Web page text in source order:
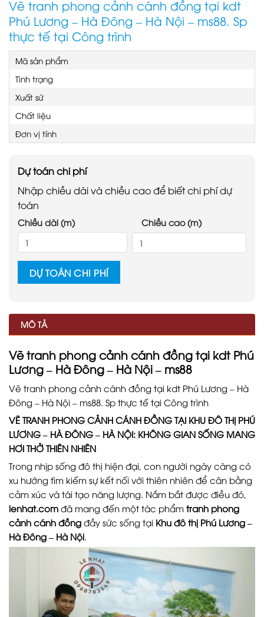
Vẽ tranh phong cảnh cánh đồng tại kdt
Phú Lương – Hà Đông – Hà Nội – ms88. Sp
thực tế tại Công trình
Mã sản phẩm
Tình trạng
Xuất sứ
Chất liệu
Đơn vị tính
Dự toán chi phí
Nhập chiều dài và chiều cao để biết chi phí dự
toán
Chiều dài (m) Chiều cao (m)
DỰ TOÁN CHI PHÍ
MÔ TẢ
Vẽ tranh phong cảnh cánh đồng tại kdt Phú
Lương – Hà Đông – Hà Nội – ms88
Vẽ tranh phong cảnh cánh đồng tại kdt Phú Lương – Hà
Đông – Hà Nội – ms88. Sp thực tế tại Công trình
VẼ TRANH PHONG CẢNH CÁNH ĐỒNG TẠI KHU ĐÔ THỊ PHÚ
LƯƠNG – HÀ ĐÔNG – HÀ NỘI: KHÔNG GIAN SỐNG MANG
HƠI THỞ THIÊN NHIÊN
Trong nhịp sống đô thị hiện đại, con người ngày càng có
xu hướng tìm kiếm sự kết nối với thiên nhiên để cân bằng
cảm xúc và tái tạo năng lượng. Nắm bắt được điều đó,
lenhat.com đã mang đến một tác phẩm tranh phong
cảnh cánh đồng đầy sức sống tại Khu đô thị Phú Lương –
Hà Đông – Hà Nội.